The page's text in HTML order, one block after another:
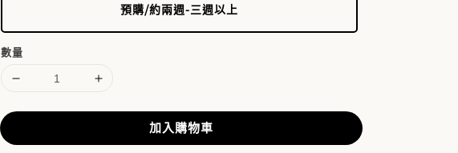
預購/約兩週-三週以上
數量
加入購物車